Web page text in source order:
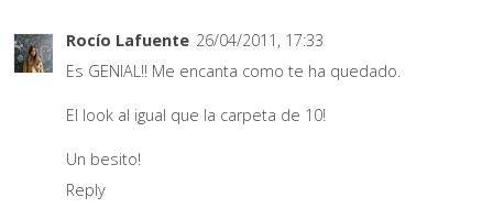
Rocío Lafuente 26/04/2011, 17:33
Es GENIAL!! Me encanta como te ha quedado.
El look al igual que la carpeta de 10!
Un besito!
Reply